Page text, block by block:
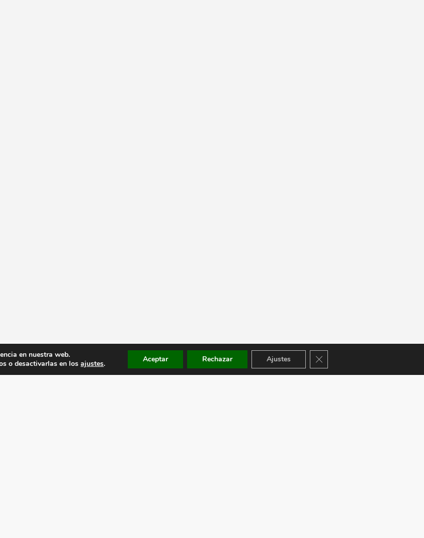
en nuestra web.
o desactivarlas en losajustes. Aceptar Rechazar Ajustes Cerrar el banner de cookies RGPD